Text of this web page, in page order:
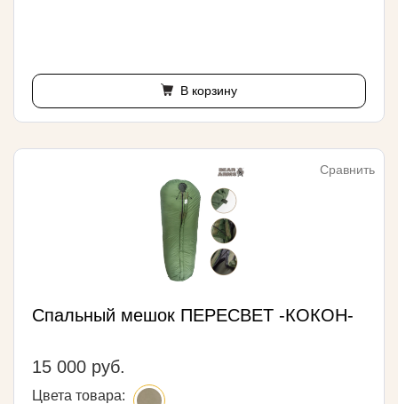
В корзину
Сравнить
Спальный мешок ПЕРЕСВЕТ -КОКОН-
15 000 руб.
Цвета товара: